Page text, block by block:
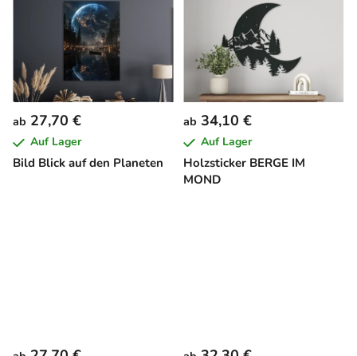
Bild Blick auf den Planeten
ab 27,70 €
Auf Lager
Holzsticker BERGE IM
MOND
ab 34,10 €
Auf Lager